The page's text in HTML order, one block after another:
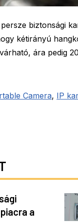
biztonsági
kétirányú
ára pedig
Camera, IP
a